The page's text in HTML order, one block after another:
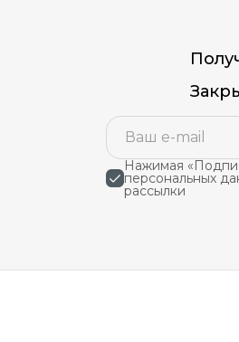
Нажимая
персональных
рассылки